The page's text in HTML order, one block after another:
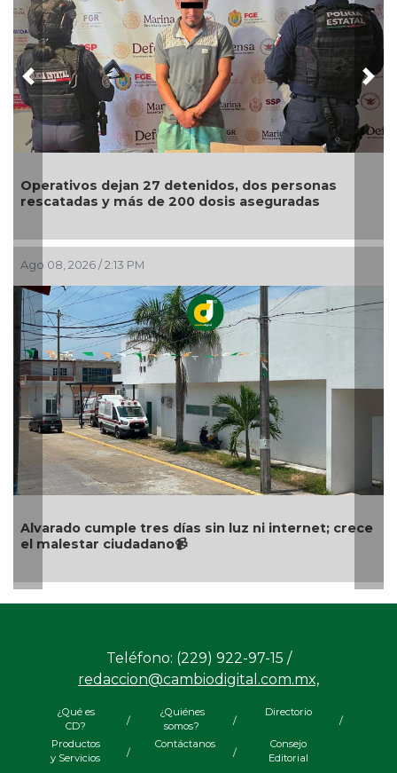
dejan 27 detenidos, dos personas
y más de 200 dosis aseguradas
2026 / 2:13 PM
cumple tres días sin luz ni internet; crece
ciudadano📹
¡México
Premio
Previous
Teléfono: (229) 922-97-15 /
redaccion@cambiodigital.com.mx,
¿Qué es
CD?
/
¿Quiénes
somos?
/
Directorio
/
Productos
y Servicios
/
Contáctanos
/
Consejo
Editorial